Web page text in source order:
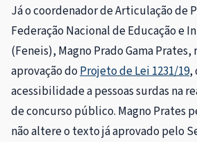
Já o coordenador de Articulação de
Federação Nacional de Educação e
(Feneis), Magno Prado Gama
aprovação do Projeto de Lei 1231/19,
acessibilidade a pessoas surdas na
de concurso público. Magno Prates
não altere o texto já aprovado pelo